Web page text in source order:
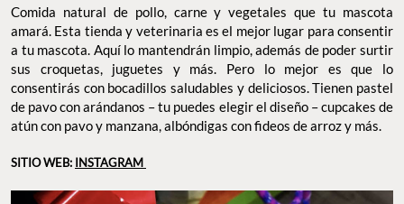
Comida natural de pollo, carne y vegetales que tu mascota
amará. Esta tienda y veterinaria es el mejor lugar para consentir
a tu mascota. Aquí lo mantendrán limpio, además de poder surtir
sus croquetas, juguetes y más. Pero lo mejor es que lo
consentirás con bocadillos saludables y deliciosos. Tienen pastel
de pavo con arándanos – tu puedes elegir el diseño – cupcakes de
atún con pavo y manzana, albóndigas con fideos de arroz y más.
SITIO WEB: INSTAGRAM